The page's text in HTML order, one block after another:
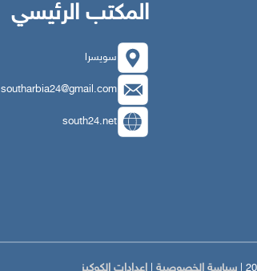
المكتب الرئيسي
سويسرا
southarbia24@gmail.com
south24.net
سياسة الخصوصية إعدادات الكوكيز